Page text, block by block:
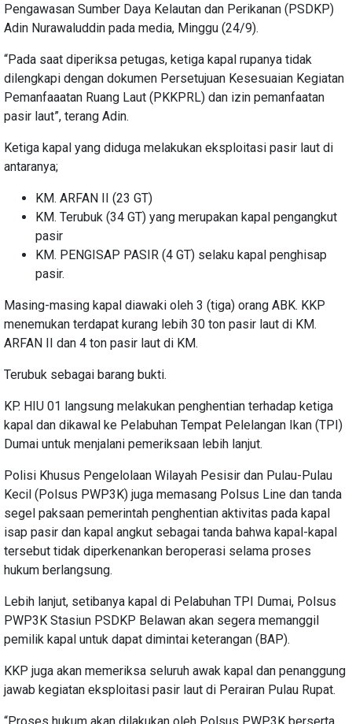
Pengawasan Sumber Daya Kelautan dan Perikanan (PSDKP)
Adin Nurawaluddin pada media, Minggu (24/9).
“Pada saat diperiksa petugas, ketiga kapal rupanya tidak
dilengkapi dengan dokumen Persetujuan Kesesuaian Kegiatan
Pemanfaaatan Ruang Laut (PKKPRL) dan izin pemanfaatan
pasir laut”, terang Adin.
Ketiga kapal yang diduga melakukan eksploitasi pasir laut di
antaranya;
KM. ARFAN II (23 GT)
KM. Terubuk (34 GT) yang merupakan kapal pengangkut
pasir
KM. PENGISAP PASIR (4 GT) selaku kapal penghisap
pasir.
Masing-masing kapal diawaki oleh 3 (tiga) orang ABK. KKP
menemukan terdapat kurang lebih 30 ton pasir laut di KM.
ARFAN II dan 4 ton pasir laut di KM.
Terubuk sebagai barang bukti.
KP. HIU 01 langsung melakukan penghentian terhadap ketiga
kapal dan dikawal ke Pelabuhan Tempat Pelelangan Ikan (TPI)
Dumai untuk menjalani pemeriksaan lebih lanjut.
Polisi Khusus Pengelolaan Wilayah Pesisir dan Pulau-Pulau
Kecil (Polsus PWP3K) juga memasang Polsus Line dan tanda
segel paksaan pemerintah penghentian aktivitas pada kapal
isap pasir dan kapal angkut sebagai tanda bahwa kapal-kapal
tersebut tidak diperkenankan beroperasi selama proses
hukum berlangsung.
Lebih lanjut, setibanya kapal di Pelabuhan TPI Dumai, Polsus
PWP3K Stasiun PSDKP Belawan akan segera memanggil
pemilik kapal untuk dapat dimintai keterangan (BAP).
KKP juga akan memeriksa seluruh awak kapal dan penanggung
jawab kegiatan eksploitasi pasir laut di Perairan Pulau Rupat.